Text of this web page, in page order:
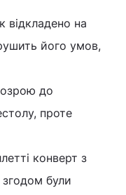
відкладено на
його умов,
до
проте
конверт з
були